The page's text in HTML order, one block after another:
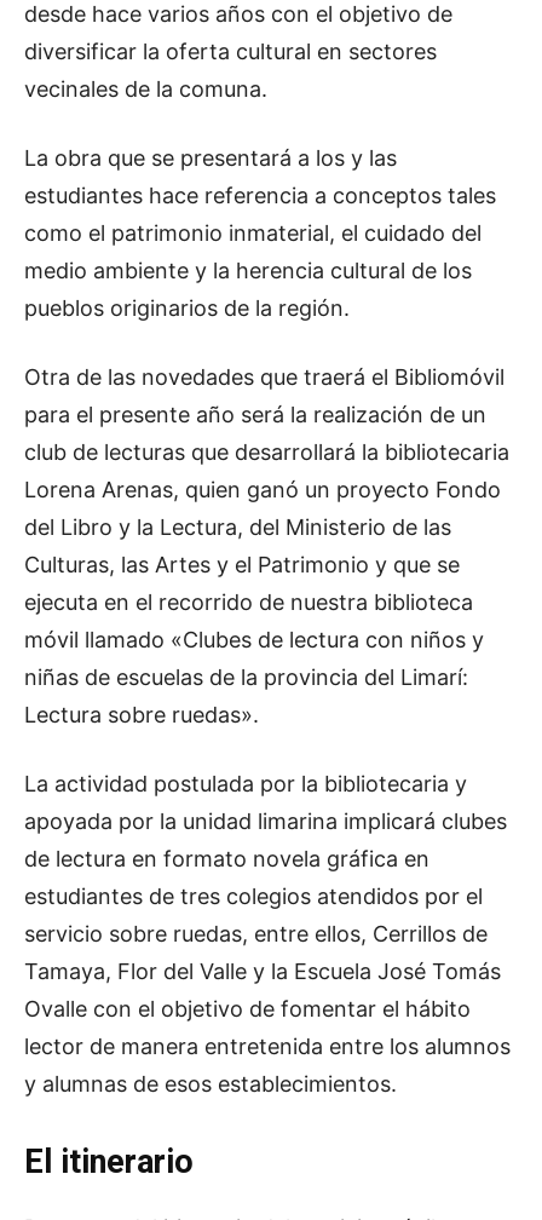
desde hace varios años con el objetivo de
diversificar la oferta cultural en sectores
vecinales de la comuna.
La obra que se presentará a los y las
estudiantes hace referencia a conceptos tales
como el patrimonio inmaterial, el cuidado del
medio ambiente y la herencia cultural de los
pueblos originarios de la región.
Otra de las novedades que traerá el Bibliomóvil
para el presente año será la realización de un
club de lecturas que desarrollará la bibliotecaria
Lorena Arenas, quien ganó un proyecto Fondo
del Libro y la Lectura, del Ministerio de las
Culturas, las Artes y el Patrimonio y que se
ejecuta en el recorrido de nuestra biblioteca
móvil llamado «Clubes de lectura con niños y
niñas de escuelas de la provincia del Limarí:
Lectura sobre ruedas».
La actividad postulada por la bibliotecaria y
apoyada por la unidad limarina implicará clubes
de lectura en formato novela gráfica en
estudiantes de tres colegios atendidos por el
servicio sobre ruedas, entre ellos, Cerrillos de
Tamaya, Flor del Valle y la Escuela José Tomás
Ovalle con el objetivo de fomentar el hábito
lector de manera entretenida entre los alumnos
y alumnas de esos establecimientos.
El itinerario